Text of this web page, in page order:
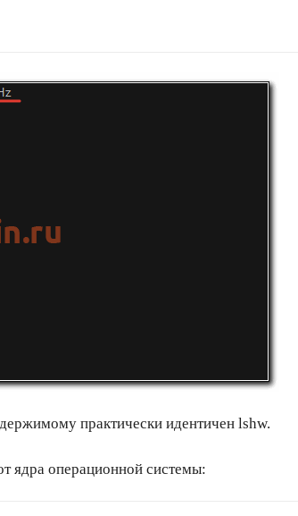
практически идентичен lshw.
ядра операционной системы: